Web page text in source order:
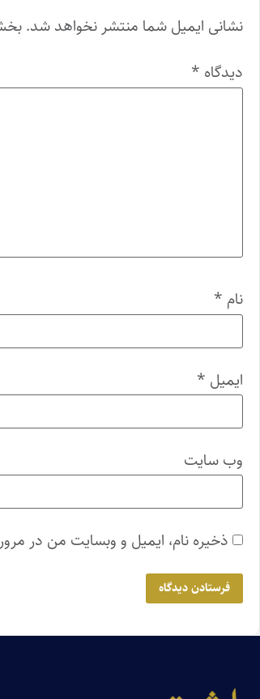
نشانی ایمیل شما منتشر نخواهد شد.
دیدگاه *
نام *
ایمیل *
وب‌ سایت
ذخیره نام، ایمیل و وبسایت من در